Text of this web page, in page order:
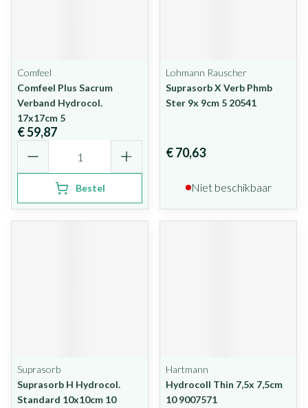
Comfeel
Comfeel Plus Sacrum
Verband Hydrocol.
17x17cm 5
€ 59,87
Bestel
Lohmann Rauscher
Suprasorb X Verb Phmb
Ster 9x 9cm 5 20541
€ 70,63
Niet beschikbaar
Suprasorb
Suprasorb H Hydrocol.
Standard 10x10cm 10
Hartmann
Hydrocoll Thin 7,5x 7,5cm
10 9007571